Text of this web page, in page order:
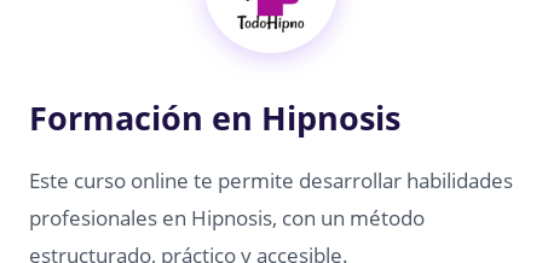
Formación en Hipnosis
Este curso online te permite desarrollar habilidades
profesionales en Hipnosis, con un método
estructurado, práctico y accesible.